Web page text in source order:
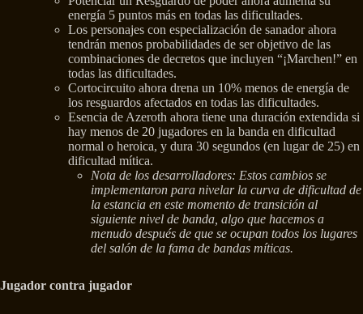
energía 5 puntos más en todas las dificultades.
Los personajes con especialización de sanador ahora
tendrán menos probabilidades de ser objetivo de las
combinaciones de decretos que incluyen “¡Marchen!” en
todas las dificultades.
Cortocircuito ahora drena un 10% menos de energía de
los resguardos afectados en todas las dificultades.
Esencia de Azeroth ahora tiene una duración extendida si
hay menos de 20 jugadores en la banda en dificultad
normal o heroica, y dura 30 segundos (en lugar de 25) en
dificultad mítica.
Nota de los desarrolladores: Estos cambios se
implementaron para nivelar la curva de dificultad de
la estancia en este momento de transición al
siguiente nivel de banda, algo que hacemos a
menudo después de que se ocupan todos los lugares
del salón de la fama de bandas míticas.
Jugador contra jugador